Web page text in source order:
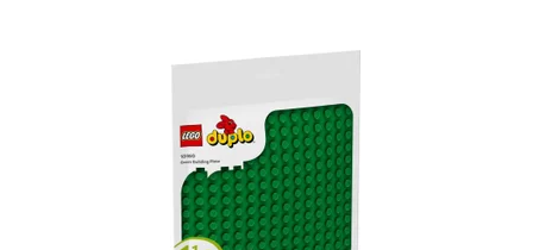
mohou vystavovat své kreativní výtvory.
Skladem>3 ks
12285